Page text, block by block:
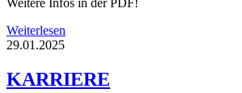
Weiterlesen
29.01.2025
KARRIERE